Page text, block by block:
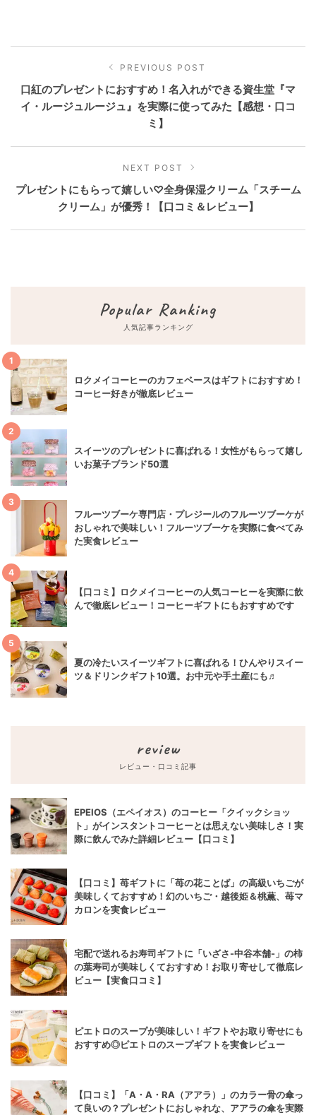
PREVIOUS POST
口紅のプレゼントにおすすめ！名入れができる資生堂『マ
イ・ルージュルージュ』を実際に使ってみた【感想・口コ
ミ】
NEXT POST
プレゼントにもらって嬉しい♡全身保湿クリーム「スチーム
クリーム」が優秀！【口コミ＆レビュー】
人気記事ランキング
Popular Ranking
ロクメイコーヒーのカフェベースはギフトにおすすめ！
コーヒー好きが徹底レビュー
1
スイーツのプレゼントに喜ばれる！女性がもらって嬉し
いお菓子ブランド50選
2
フルーツブーケ専門店・プレジールのフルーツブーケが
おしゃれで美味しい！フルーツブーケを実際に食べてみ
た実食レビュー
3
【口コミ】ロクメイコーヒーの人気コーヒーを実際に飲
んで徹底レビュー！コーヒーギフトにもおすすめです
4
夏の冷たいスイーツギフトに喜ばれる！ひんやりスイー
ツ＆ドリンクギフト10選。お中元や手土産にも♬
5
レビュー・口コミ記事
review
EPEIOS（エペイオス）のコーヒー「クイックショッ
ト」がインスタントコーヒーとは思えない美味しさ！実
際に飲んでみた詳細レビュー【口コミ】
【口コミ】苺ギフトに「苺の花ことば」の高級いちごが
美味しくておすすめ！幻のいちご・越後姫＆桃薫、苺マ
カロンを実食レビュー
宅配で送れるお寿司ギフトに「いざさ-中谷本舗-」の柿
の葉寿司が美味しくておすすめ！お取り寄せして徹底レ
ビュー【実食口コミ】
ピエトロのスープが美味しい！ギフトやお取り寄せにも
おすすめ◎ピエトロのスープギフトを実食レビュー
【口コミ】「A・A・RA（アアラ）」のカラー骨の傘っ
て良いの？プレゼントにおしゃれな、アアラの傘を実際